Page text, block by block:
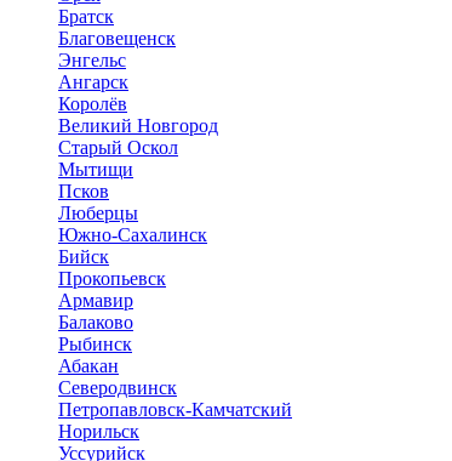
Братск
Благовещенск
Энгельс
Ангарск
Королёв
Великий Новгород
Старый Оскол
Мытищи
Псков
Люберцы
Южно-Сахалинск
Бийск
Прокопьевск
Армавир
Балаково
Рыбинск
Абакан
Северодвинск
Петропавловск-Камчатский
Норильск
Уссурийск